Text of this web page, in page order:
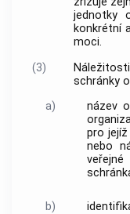
jednotky
konkrétní
moci.
(3)
schránky
a)
název
pro
nebo
b)